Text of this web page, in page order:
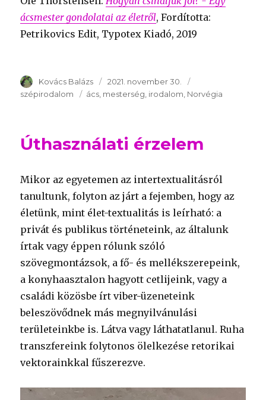
ácsmester gondolatai az életről, Fordította:
Petrikovics Edit, Typotex Kiadó, 2019
Szerző
Kovács Balázs Publikálva
2021. november 30.
szépirodalom
Kulcsszavak
ács mesterség irodalom Norvégia
Úthasználati érzelem
Mikor az egyetemen az intertextualitásról
tanultunk, folyton az járt a fejemben, hogy az
életünk, mint élet-textualitás is leírható: a
privát és publikus történeteink, az általunk
írtak vagy éppen rólunk szóló
szövegmontázsok, a fő- és mellékszerepeink,
a konyhaasztalon hagyott cetlijeink, vagy a
családi közösbe írt viber-üzeneteink
beleszövődnek más megnyilvánulási
területeinkbe is. Látva vagy láthatatlanul. Ruha
transzfereink folytonos ölelkezése retorikai
vektorainkkal fűszerezve.